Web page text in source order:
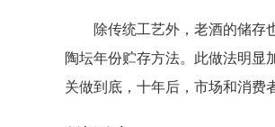
除传统工艺外，老酒的储存也
陶坛年份贮存方法。此做法明显
关做到底，十年后，市场和消费